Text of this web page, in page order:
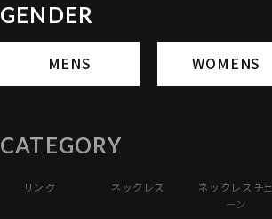
GENDER
MENS WOMENS
CATEGORY
リング ネックレス
ネックレスチェ
ーン